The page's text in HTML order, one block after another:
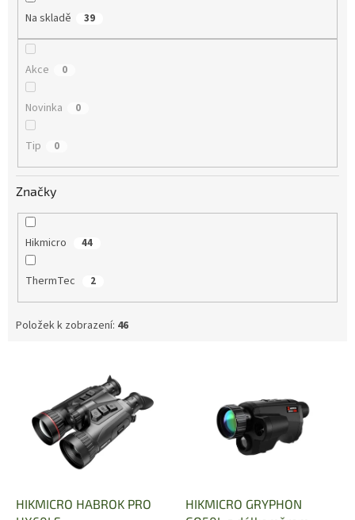
Na skladě 39
Akce 0
Novinka 0
Tip 0
Značky
Hikmicro 44
ThermTec 2
Položek k zobrazení: 46
HIKMICRO HABROK PRO
HIKMICRO GRYPHON